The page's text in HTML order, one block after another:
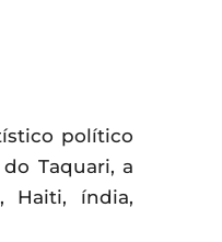
político
Taquari, a
Haiti, índia,